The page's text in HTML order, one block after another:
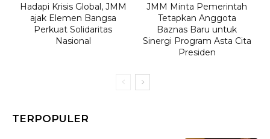
Hadapi Krisis Global, JMM
ajak Elemen Bangsa
Perkuat Solidaritas
Nasional
JMM Minta Pemerintah
Tetapkan Anggota
Baznas Baru untuk
Sinergi Program Asta Cita
Presiden
TERPOPULER